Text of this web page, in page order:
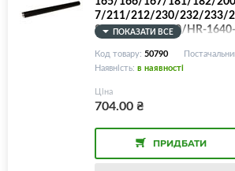
7/211/212/230/232/233/
83/6LE19935000/HR-
ormance
ПОКАЗАТИ ВСЕ
Код товару: 50790
Наявність: в наявності
Ціна
704.00₴
ПРИДБАТИ